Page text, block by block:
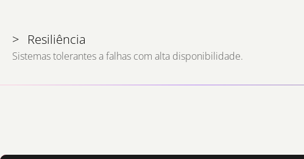
> Resiliência
Sistemas tolerantes a falhas com alta disponibilidade.